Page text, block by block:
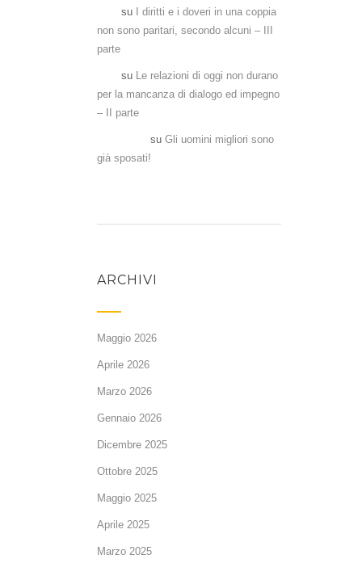
su
I diritti e i doveri in una coppia
non sono paritari, secondo alcuni – III
parte
su Le relazioni di oggi non durano
per la mancanza di dialogo ed impegno
– II parte
su Gli uomini migliori sono
già sposati!
ARCHIVI
Maggio 2026
Aprile 2026
Marzo 2026
Gennaio 2026
Dicembre 2025
Ottobre 2025
Maggio 2025
Aprile 2025
Marzo 2025